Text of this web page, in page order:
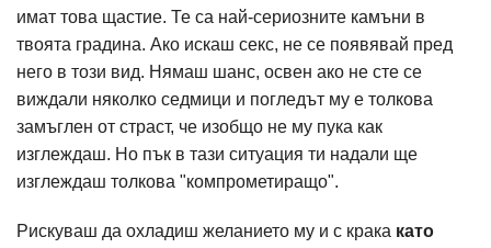
имат това щастие. Те са най-сериозните камъни в
твоята градина. Ако искаш секс, не се появявай пред
него в този вид. Нямаш шанс, освен ако не сте се
виждали няколко седмици и погледът му е толкова
замъглен от страст, че изобщо не му пука как
изглеждаш. Но пък в тази ситуация ти надали ще
изглеждаш толкова "компрометиращо".
Рискуваш да охладиш желанието му и с крака като